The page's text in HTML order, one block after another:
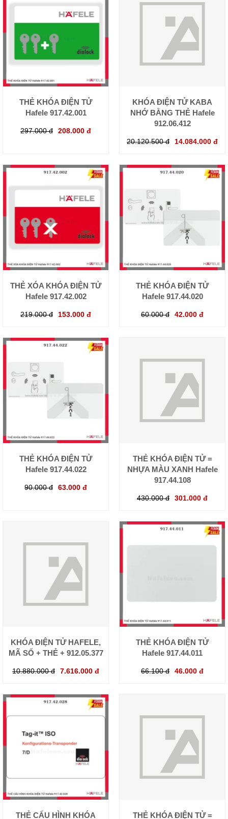
THẺ KHÓA ĐIỆN TỬ
Hafele 917.42.001
297.000 đ 208.000 đ
KHÓA ĐIỆN TỬ KABA
NHỚ BẰNG THẺ Hafele
912.06.412
20.120.500 đ 14.084.000 đ
THẺ XÓA KHÓA ĐIỆN TỬ
Hafele 917.42.002
219.000 đ 153.000 đ
THẺ KHÓA ĐIỆN TỬ
Hafele 917.44.020
60.000 đ 42.000 đ
THẺ KHÓA ĐIỆN TỬ
Hafele 917.44.022
90.000 đ 63.000 đ
THẺ KHÓA ĐIỆN TỬ =
NHỰA MÀU XANH Hafele
917.44.108
430.000 đ 301.000 đ
KHÓA ĐIỆN TỬ HAFELE,
MÃ SỐ + THẺ + 912.05.377
10.880.000 đ 7.616.000 đ
THẺ KHÓA ĐIỆN TỬ
Hafele 917.44.011
66.100 đ 46.000 đ
THẺ CẤU HÌNH KHÓA THẺ KHÓA ĐIỆN TỬ =